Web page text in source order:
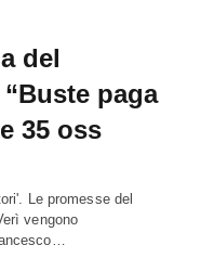
del
paga
35 oss
Le promesse del
vengono